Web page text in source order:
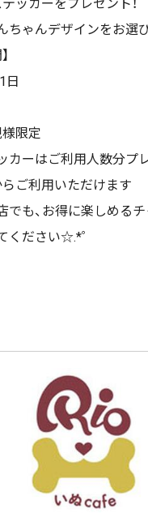
ッカーをプレゼント！
ゃんデザインをお選
日
限定
カーはご利用人数分プ
ご利用いただけます
でも、お得に楽しめる
ください☆.*゜